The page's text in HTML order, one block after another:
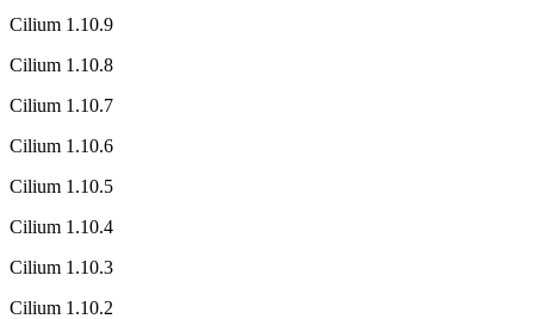
Cilium 1.10.9
Cilium 1.10.8
Cilium 1.10.7
Cilium 1.10.6
Cilium 1.10.5
Cilium 1.10.4
Cilium 1.10.3
Cilium 1.10.2